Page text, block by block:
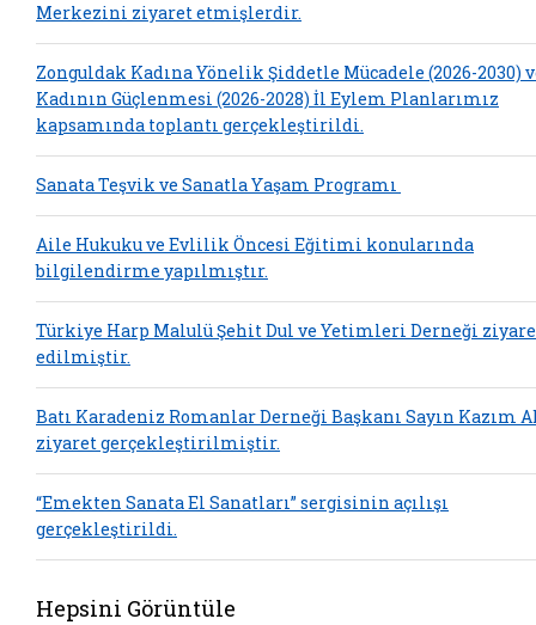
Merkezini ziyaret etmişlerdir.
Zonguldak Kadına Yönelik Şiddetle Mücadele (2026-2030)
Kadının Güçlenmesi (2026-2028) İl Eylem Planlarımız
kapsamında toplantı gerçekleştirildi.
Sanata Teşvik ve Sanatla Yaşam Programı
Aile Hukuku ve Evlilik Öncesi Eğitimi konularında
bilgilendirme yapılmıştır.
Türkiye Harp Malulü Şehit Dul ve Yetimleri Derneği
edilmiştir.
Batı Karadeniz Romanlar Derneği Başkanı Sayın Kazım
ziyaret gerçekleştirilmiştir.
“Emekten Sanata El Sanatları” sergisinin açılışı
gerçekleştirildi.
Hepsini Görüntüle